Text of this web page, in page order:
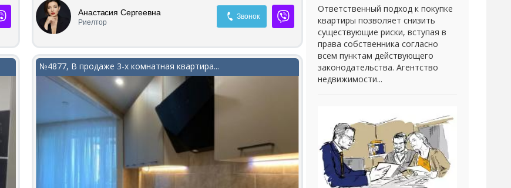
резервного питания. Комплекс бизнес-класса с закрытой
охраняемой территорией, подземным паркингом, собственной
инфраструктурой и удобной транспортной развязкой. Отличный
вариант как для комфортной жизни, так и для инвестиций.
Анастасия Сергеевна
Риелтор
Звонок
№4877, В продаже 3-х комнатная квартира...
Ответственный подход к покупке
квартиры позволяет снизить
существующие риски, вступая в
права собственника согласно
всем пунктам действующего
законодательства. Агентство
недвижимости...